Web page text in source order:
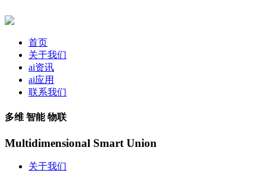
首页
关于我们
ai资讯
ai应用
联系我们
多维 智能 物联
Multidimensional Smart Union
关于我们